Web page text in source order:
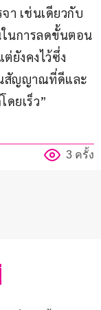
า เช่นเดียวกับ
นการลดขั้นตอน
ยังคงไว้ซึ่ง
นสัญญาณที่ดีและ
ยเร็ว”
3 ครั้ง